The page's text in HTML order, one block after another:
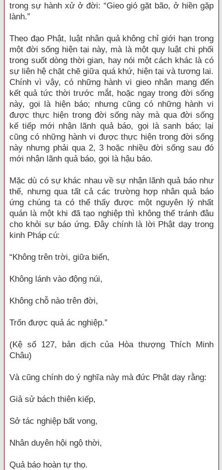
trong sự hành xử ở đời: “Gieo gió gặt bão, ở hiền gặp
lành.”
Theo đạo Phật, luật nhân quả không chỉ giới hạn trong
một đời sống hiện tại này, mà là một quy luật chi phối
trong suốt dòng thời gian, hay nói một cách khác là có
sự liên hệ chặt chẽ giữa quá khứ, hiện tại và tương lai.
Chính vì vậy, có những hành vi gieo nhân mang đến
kết quả tức thời trước mắt, hoặc ngay trong đời sống
này, gọi là hiện báo; nhưng cũng có những hành vi
được thực hiện trong đời sống này mà qua đời sống
kế tiếp mới nhận lãnh quả báo, gọi là sanh báo; lại
cũng có những hành vi được thực hiện trong đời sống
này nhưng phải qua 2, 3 hoặc nhiều đời sống sau đó
mới nhận lãnh quả báo, gọi là hậu báo.
Mặc dù có sự khác nhau về sự nhận lãnh quả báo như
thế, nhưng qua tất cả các trường hợp nhân quả báo
ứng chúng ta có thể thấy được một nguyên lý nhất
quán là một khi đã tạo nghiệp thì không thể tránh đâu
cho khỏi sự báo ứng. Đây chính là lời Phật dạy trong
kinh Pháp cú:
“Không trên trời, giữa biển,
Không lánh vào động núi,
Không chỗ nào trên đời,
Trốn được quả ác nghiệp.”
(Kệ số 127, bản dịch của Hòa thượng Thích Minh
Châu)
Và cũng chính do ý nghĩa này mà đức Phật dạy rằng:
Giả sử bách thiên kiếp,
Sở tác nghiệp bất vong,
Nhân duyên hội ngộ thời,
Quả báo hoàn tự thọ.